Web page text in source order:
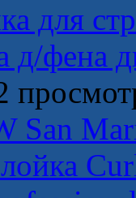
для
д/фена
San